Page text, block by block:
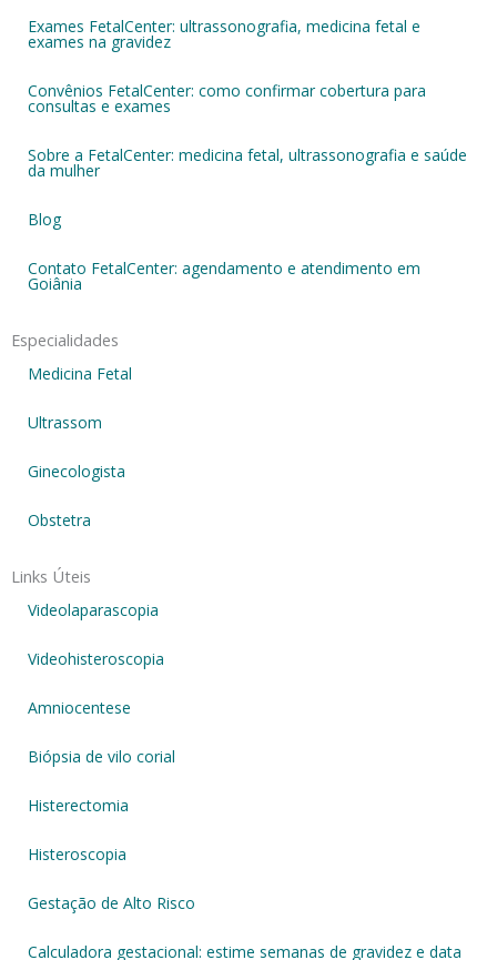
Exames FetalCenter: ultrassonografia, medicina fetal e
exames na gravidez
Convênios FetalCenter: como confirmar cobertura para
consultas e exames
Sobre a FetalCenter: medicina fetal, ultrassonografia e saúde
da mulher
Blog
Contato FetalCenter: agendamento e atendimento em
Goiânia
Especialidades
Medicina Fetal
Ultrassom
Ginecologista
Obstetra
Links Úteis
Videolaparascopia
Videohisteroscopia
Amniocentese
Biópsia de vilo corial
Histerectomia
Histeroscopia
Gestação de Alto Risco
Calculadora gestacional: estime semanas de gravidez e data